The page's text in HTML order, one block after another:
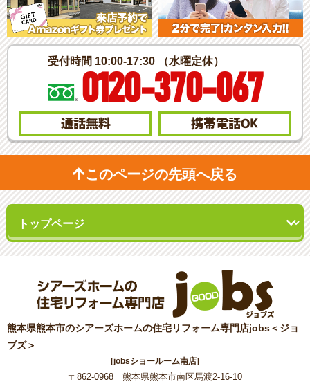
受付時間 10:00-17:30 （水曜定休）
0120-370-067
通話無料 携帯電話OK
このページの先頭へ戻る
熊本県熊本市のシアーズホームの住宅リフォーム専門店jobs＜ジョ
ブズ＞
[jobsショールーム南店]
〒862-0968 熊本県熊本市南区馬渡2-16-10